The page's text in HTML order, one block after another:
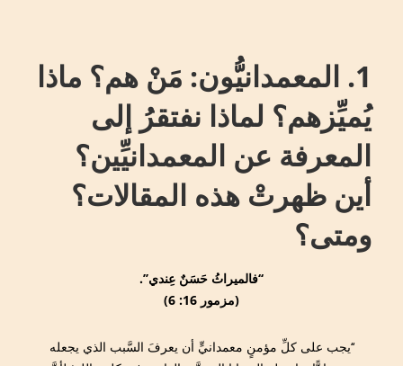
1. المعمدانيُّون: مَنْ هم؟ ماذا
يُميِّزهم؟ لماذا نفتقرُ إلى
المعرفة عن المعمدانيِّين؟
أين ظهرتْ هذه المقالات؟
ومتى؟
‘‘فالميراثُ حَسَنٌ عِندي’’.
(مزمور 16: 6)
‘‘يجب على كلِّ مؤمنٍ معمدانيٍّ أن يعرفَ السَّبب الذي يجعله